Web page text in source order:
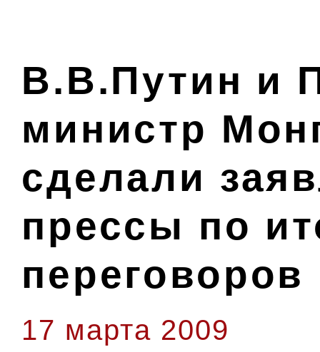
В.В.Путин и
министр
сделали
прессы по
переговоров
17 марта 2009